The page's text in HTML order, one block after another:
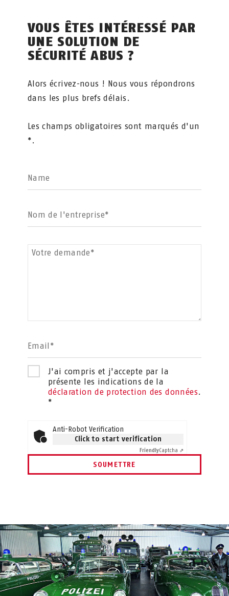
VOUS ÊTES INTÉRESSÉ PAR
UNE SOLUTION DE
SÉCURITÉ ABUS ?
Alors écrivez-nous ! Nous vous répondrons
dans les plus brefs délais.
Les champs obligatoires sont marqués d'un
*.
Name
Nom de l'entreprise*
Votre demande*
Email*
J'ai compris et j'accepte par la
présente les indications de la
déclaration de protection des données.
*
Anti-Robot Verification
Click to start verification
FriendlyCaptcha ⇗
SOUMETTRE